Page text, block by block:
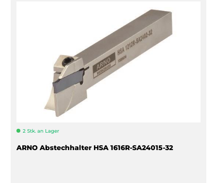
2 Stk. an Lager
ARNO Abstechhalter HSA 1616R-SA24015-32